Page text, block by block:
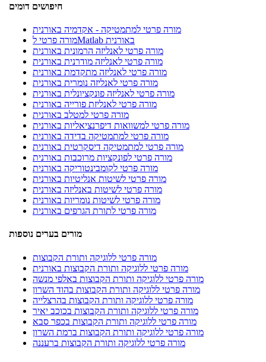
חיפושים דומים
מורה פרטי למתמטיקה - אקדמיה באורנית
מורה פרטי לMatlab באורנית
מורה פרטי לאנליזה הרמונית באורנית
מורה פרטי לאנליזה מודרנית באורנית
מורה פרטי לאנליזה מתקדמת באורנית
מורה פרטי לאנליזה נומרית באורנית
מורה פרטי לאנליזה פונקציונלית באורנית
מורה פרטי לאנליזת פורייה באורנית
מורה פרטי למטלב באורנית
מורה פרטי למשוואות דיפרנציאליות באורנית
מורה פרטי למתמטיקה בדידה באורנית
מורה פרטי למתמטיקה דיסקרטית באורנית
מורה פרטי לפונקציות מרוכבות באורנית
מורה פרטי לקומבינטוריקה באורנית
מורה פרטי לשיטות אנליטיות באורנית
מורה פרטי לשיטות באנליזה באורנית
מורה פרטי לשיטות נומריות באורנית
מורה פרטי לתורת הגרפים באורנית
מורים בערים נוספות
מורה פרטי ללוגיקה ותורת הקבוצות
מורה פרטי ללוגיקה ותורת הקבוצות באורנית
מורה פרטי ללוגיקה ותורת הקבוצות באלפי מנשה
מורה פרטי ללוגיקה ותורת הקבוצות בהוד השרון
מורה פרטי ללוגיקה ותורת הקבוצות בהרצלייה
מורה פרטי ללוגיקה ותורת הקבוצות בכוכב יאיר
מורה פרטי ללוגיקה ותורת הקבוצות בכפר סבא
מורה פרטי ללוגיקה ותורת הקבוצות ברמת השרון
מורה פרטי ללוגיקה ותורת הקבוצות ברעננה